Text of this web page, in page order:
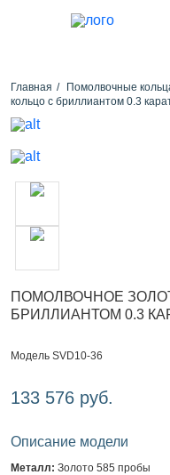
Главная Помолвочные
кольцо с бриллиантом 0.3
ПОМОЛВОЧНОЕ
БРИЛЛИАНТОМ 0.3
Модель SVD10-36
133 576 руб.
Описание модели
Металл: Золото 585 пробы